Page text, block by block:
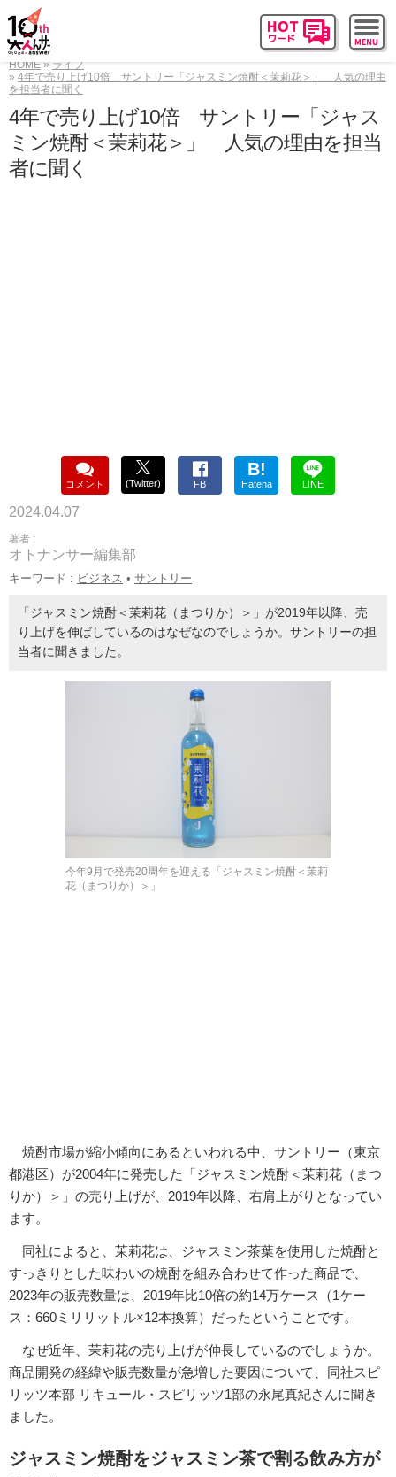
HOME
ライフ
4年で売り上げ10倍 サントリー「ジャスミン焼酎＜茉莉花＞」 人気の理由
を担当者に聞く
4年で売り上げ10倍 サントリー「ジャス
ミン焼酎＜茉莉花＞」 人気の理由を担当
者に聞く
コメント (Twitter) FB
B!
Hatena LINE
2024.04.07
著者 :
オトナンサー編集部
キーワード : ビジネス • サントリー
「ジャスミン焼酎＜茉莉花（まつりか）＞」が2019年以降、売
り上げを伸ばしているのはなぜなのでしょうか。サントリーの担
当者に聞きました。
今年9月で発売20周年を迎える「ジャスミン焼酎＜茉莉
花（まつりか）＞」
焼酎市場が縮小傾向にあるといわれる中、サントリー（東京
都港区）が2004年に発売した「ジャスミン焼酎＜茉莉花（まつ
りか）＞」の売り上げが、2019年以降、右肩上がりとなってい
ます。
同社によると、茉莉花は、ジャスミン茶葉を使用した焼酎と
すっきりとした味わいの焼酎を組み合わせて作った商品で、
2023年の販売数量は、2019年比10倍の約14万ケース（1ケー
ス：660ミリリットル×12本換算）だったということです。
なぜ近年、茉莉花の売り上げが伸長しているのでしょうか。
商品開発の経緯や販売数量が急増した要因について、同社スピ
リッツ本部 リキュール・スピリッツ1部の永尾真紀さんに聞き
ました。
ジャスミン焼酎をジャスミン茶で割る飲み方が